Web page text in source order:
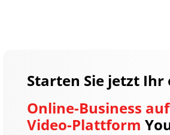
Starten Sie jetzt Ihr
Online-Business
Video-Plattform